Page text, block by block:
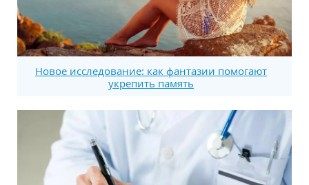
Новое исследование: как фантазии помогают
укрепить память